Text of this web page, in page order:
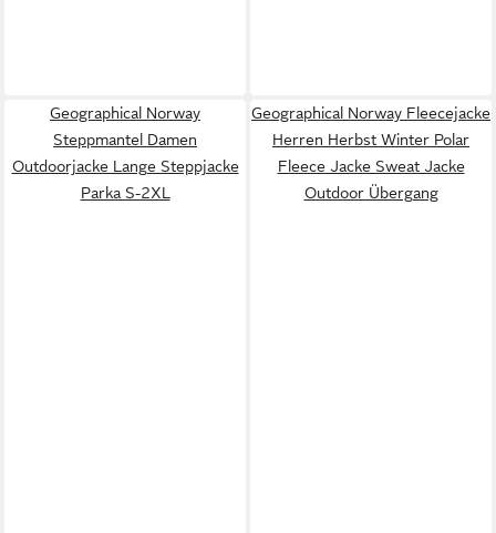
Geographical Norway
Steppmantel Damen
Outdoorjacke Lange Steppjacke
Parka S-2XL
Geographical Norway Fleecejacke
Herren Herbst Winter Polar
Fleece Jacke Sweat Jacke
Outdoor Übergang